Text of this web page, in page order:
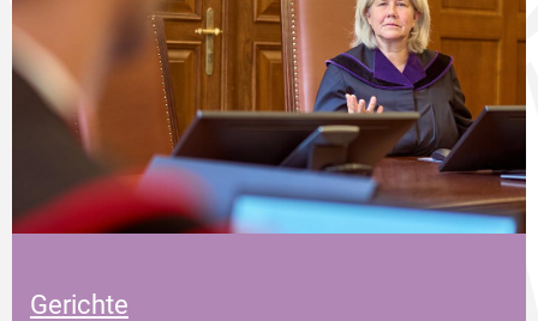
Gerichte